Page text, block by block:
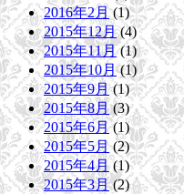
2016年2月(1)
2015年12月(4)
2015年11月(1)
2015年10月(1)
2015年9月(1)
2015年8月(3)
2015年6月(1)
2015年5月(2)
2015年4月 (1)
2015年3月(2)